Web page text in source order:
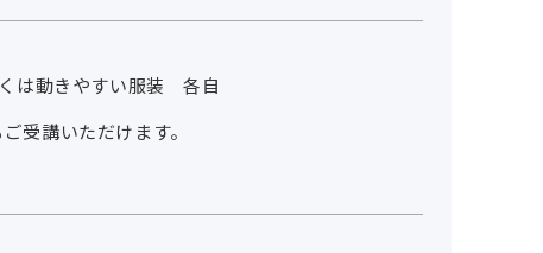
くは動きやすい服装 各自
受講いただけます。